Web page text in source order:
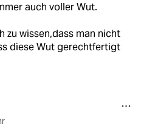
auch voller Wut.
zu wissen,dass man nicht
diese Wut gerechtfertigt